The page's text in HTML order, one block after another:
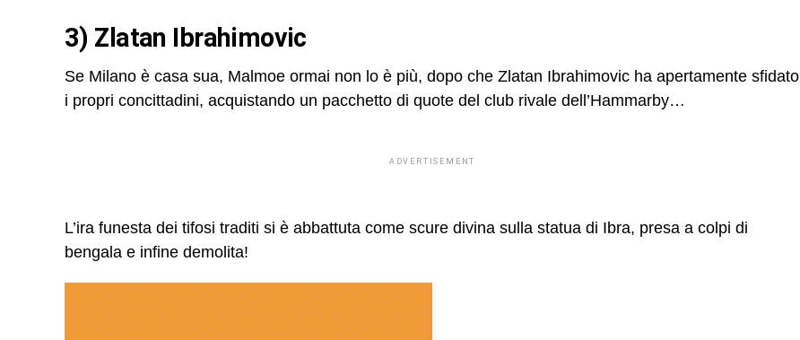
3) Zlatan Ibrahimovic
Se Milano è casa sua, Malmoe ormai non lo è più, dopo che Zlatan Ibrahimovic ha apertamente sfidato
i propri concittadini, acquistando un pacchetto di quote del club rivale dell’Hammarby…
ADVERTISEMENT
L’ira funesta dei tifosi traditi si è abbattuta come scure divina sulla statua di Ibra, presa a colpi di
bengala e infine demolita!